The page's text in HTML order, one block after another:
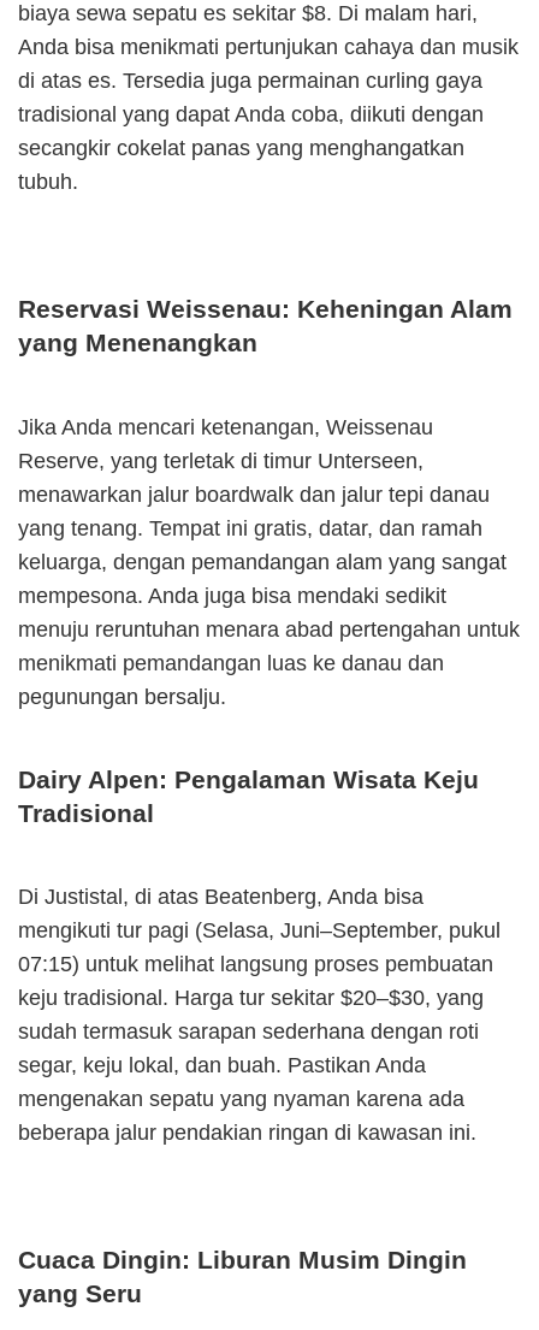
biaya sewa sepatu es sekitar $8. Di malam hari,
Anda bisa menikmati pertunjukan cahaya dan musik
di atas es. Tersedia juga permainan curling gaya
tradisional yang dapat Anda coba, diikuti dengan
secangkir cokelat panas yang menghangatkan
tubuh.
Reservasi Weissenau: Keheningan Alam
yang Menenangkan
Jika Anda mencari ketenangan, Weissenau
Reserve, yang terletak di timur Unterseen,
menawarkan jalur boardwalk dan jalur tepi danau
yang tenang. Tempat ini gratis, datar, dan ramah
keluarga, dengan pemandangan alam yang sangat
mempesona. Anda juga bisa mendaki sedikit
menuju reruntuhan menara abad pertengahan untuk
menikmati pemandangan luas ke danau dan
pegunungan bersalju.
Dairy Alpen: Pengalaman Wisata Keju
Tradisional
Di Justistal, di atas Beatenberg, Anda bisa
mengikuti tur pagi (Selasa, Juni–September, pukul
07:15) untuk melihat langsung proses pembuatan
keju tradisional. Harga tur sekitar $20–$30, yang
sudah termasuk sarapan sederhana dengan roti
segar, keju lokal, dan buah. Pastikan Anda
mengenakan sepatu yang nyaman karena ada
beberapa jalur pendakian ringan di kawasan ini.
Cuaca Dingin: Liburan Musim Dingin
yang Seru